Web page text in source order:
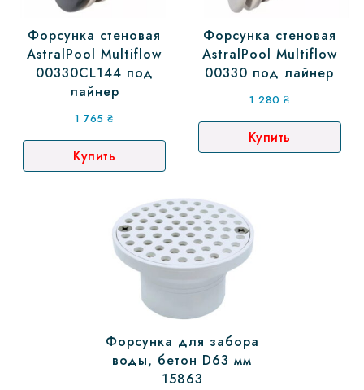
Форсунка стеновая
AstralPool Multiflow
00330CL144 под
лайнер
1 765₴
Купить
Форсунка стеновая
AstralPool Multiflow
00330 под лайнер
1 280₴
Купить
Форсунка для забора
воды, бетон D63 мм
15863